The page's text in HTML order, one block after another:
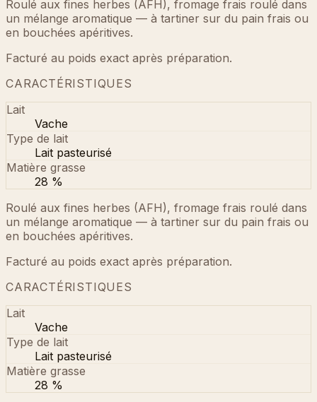
Roulé aux fines herbes (AFH), fromage frais roulé dans
un mélange aromatique — à tartiner sur du pain frais ou
en bouchées apéritives.
Facturé au poids exact après préparation.
CARACTÉRISTIQUES
Lait
Vache
Type de lait
Lait pasteurisé
Matière grasse
28 %
Roulé aux fines herbes (AFH), fromage frais roulé dans
un mélange aromatique — à tartiner sur du pain frais ou
en bouchées apéritives.
Facturé au poids exact après préparation.
CARACTÉRISTIQUES
Lait
Vache
Type de lait
Lait pasteurisé
Matière grasse
28 %